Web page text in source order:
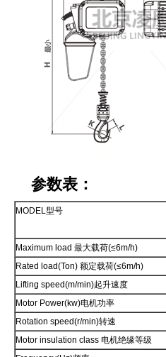
参数表：
MODEL型号
Maximum load 最大载荷(≤6m/h)
Rated load(Ton) 额定载荷(≤6m/h)
Lifting speed(m/min)起升速度
Motor Power(kw)电机功率
Rotation speed(r/min)转速
Motor insulation class 电机绝缘等级